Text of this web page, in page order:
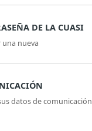
DE LA CUASI
nueva
datos de comunicación